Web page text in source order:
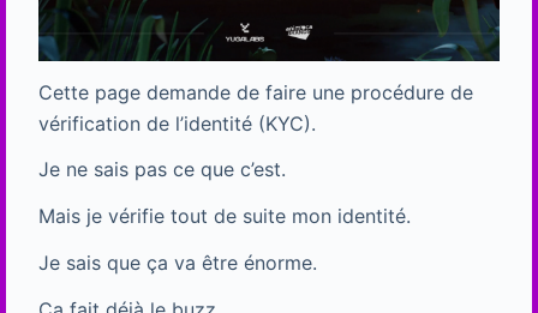
Cette page demande de faire une procédure de
vérification de l’identité (KYC).
Je ne sais pas ce que c’est.
Mais je vérifie tout de suite mon identité.
Je sais que ça va être énorme.